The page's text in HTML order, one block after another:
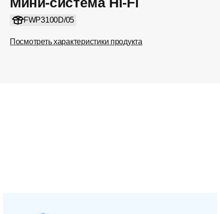
FWP3100D/05
Посмотреть характеристики продукта